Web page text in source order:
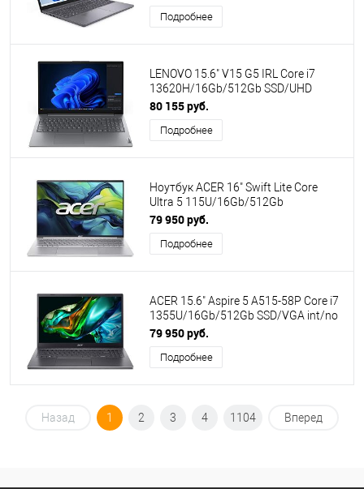
OS/Grey (83K10032RK) ПИ
Подробнее
LENOVO 15.6" V15 G5 IRL Core i7
13620H/16Gb/512Gb SSD/UHD
Graphics/no OS/Grey (83HF00EMIG)
ПИ
80 155 руб.
Подробнее
Ноутбук ACER 16" Swift Lite Core
Ultra 5 115U/16Gb/512Gb
SSD/Graphics/no OS/Silver
(NX.D3UCD.002)
79 950 руб.
Подробнее
ACER 15.6" Aspire 5 A515-58P Core i7
1355U/16Gb/512Gb SSD/VGA int/no
OS/Grey (NX.KHJER.007) (ПИ)
79 950 руб.
Подробнее
Назад 1 2 3 4 1104 Вперед